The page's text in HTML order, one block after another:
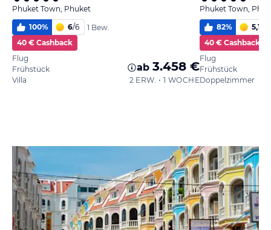
Phuket Town, Phuket
100% 6/6
1 Bew.
40 € Cashback
Flug
Frühstück
Villa
ab 3.458 €
2 ERW. • 1 WOCHE
Phuket Town,
82% 5,1
40 € Cashback
Flug
Frühstück
Doppelzimmer